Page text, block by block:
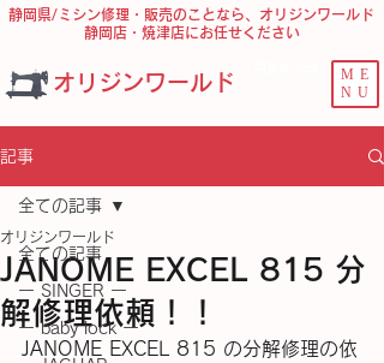
オリジンワールド
ME
NU
静岡県/ミシン修理・販売のことなら、オリジンワールド
静岡店・焼津店にお任せください
記事
全ての記事
ー SINGER ー
ー baby lock ー
全ての記事
JANOME EXCEL 815 分
解修理依頼！！
オリジンワールド
JANOME EXCEL 815 の分解修理の依